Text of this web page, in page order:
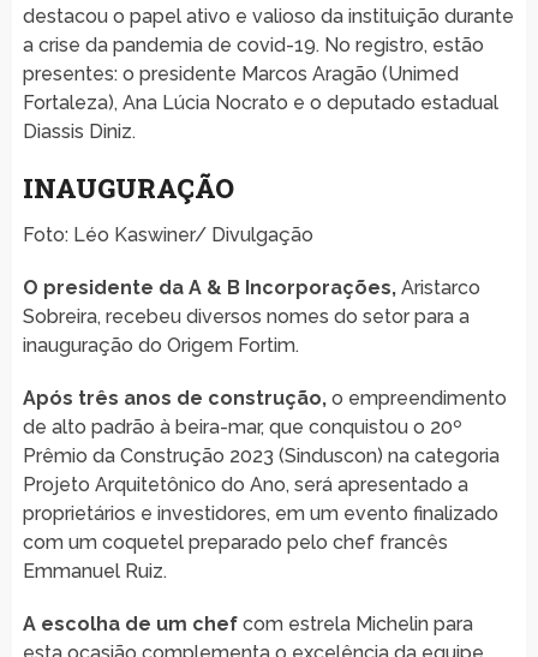
destacou o papel ativo e valioso da instituição durante
a crise da pandemia de covid-19. No registro, estão
presentes: o presidente Marcos Aragão (Unimed
Fortaleza), Ana Lúcia Nocrato e o deputado estadual
Diassis Diniz.
INAUGURAÇÃO
Foto: Léo Kaswiner/ Divulgação
O presidente da A & B Incorporações,Aristarco
Sobreira, recebeu diversos nomes do setor para a
inauguração do Origem Fortim.
Após três anos de construção,o empreendimento
de alto padrão à beira-mar, que conquistou o 20º
Prêmio da Construção 2023 (Sinduscon) na categoria
Projeto Arquitetônico do Ano, será apresentado a
proprietários e investidores, em um evento finalizado
com um coquetel preparado pelo chef francês
Emmanuel Ruiz.
A escolha de um chefcom estrela Michelin para
esta ocasião complementa o excelência da equipe